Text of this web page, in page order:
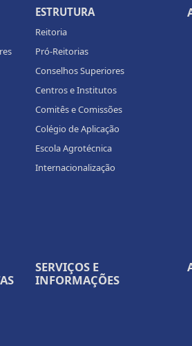
ESTRUTURA
Reitoria
Pró-Reitorias
Conselhos Superiores
Centros e Institutos
Comitês e Comissões
Colégio de Aplicação
Escola Agrotécnica
Internacionalização
SERVIÇOS E
INFORMAÇÕES